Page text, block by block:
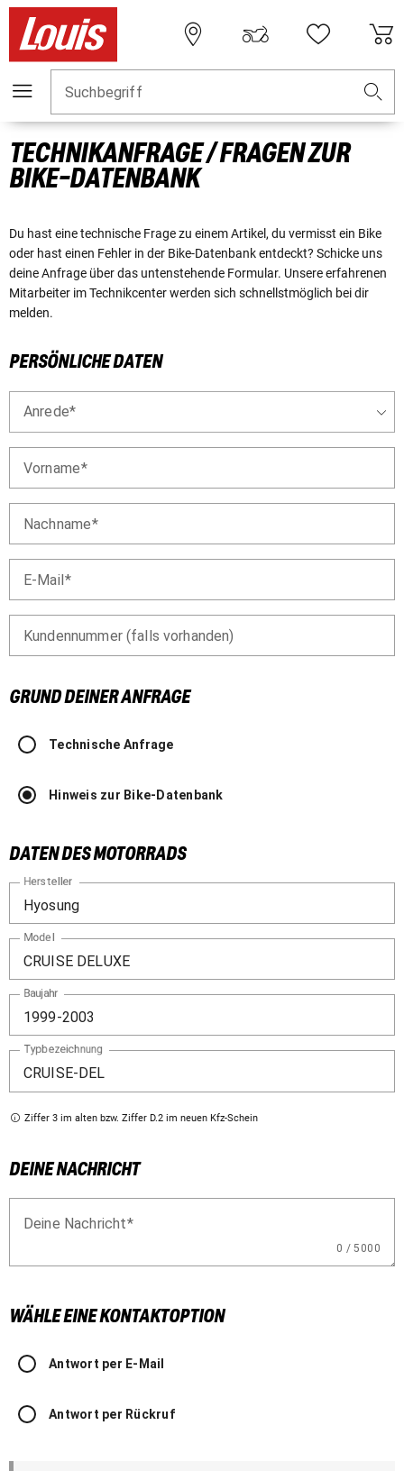
Suchbegriff
TECHNIKANFRAGE / FRAGEN ZUR
BIKE-DATENBANK
Du hast eine technische Frage zu einem Artikel, du vermisst ein Bike
oder hast einen Fehler in der Bike-Datenbank entdeckt? Schicke uns
deine Anfrage über das untenstehende Formular. Unsere erfahrenen
Mitarbeiter im Technikcenter werden sich schnellstmöglich bei dir
melden.
PERSÖNLICHE DATEN
Anrede
Vorname
Nachname
E-Mail
Kundennummer (falls vorhanden)
GRUND DEINER ANFRAGE
Technische Anfrage
Hinweis zur Bike-Datenbank
DATEN DES MOTORRADS
Hersteller
Model
Baujahr
Typbezeichnung
Ziffer 3 im alten bzw. Ziffer D.2 im neuen Kfz-Schein
DEINE NACHRICHT
0 / 5000
Deine Nachricht
WÄHLE EINE KONTAKTOPTION
Antwort per E-Mail
Antwort per Rückruf